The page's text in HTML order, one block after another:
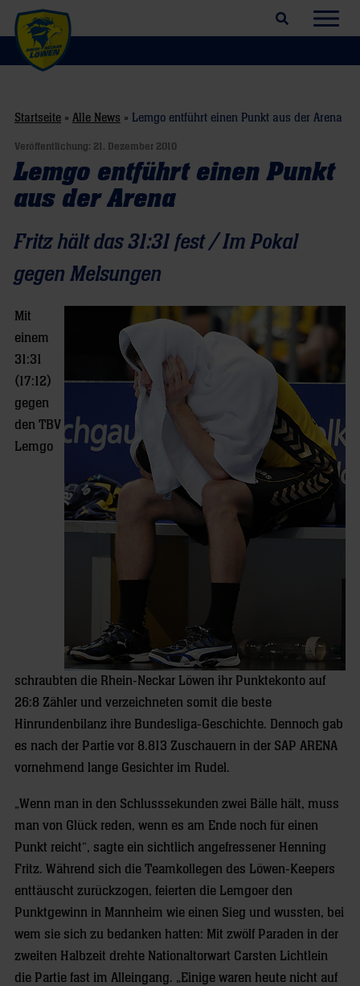
Suchfeld öffnen
Startseite » Alle News » Lemgo entführt einen Punkt aus der Arena
Veröffentlichung: 21. Dezember 2010
Lemgo entführt einen Punkt
aus der Arena
Fritz hält das 31:31 fest / Im Pokal
gegen Melsungen
Mit
einem
31:31
(17:12)
gegen
den TBV
Lemgo
schraubten die Rhein-Neckar Löwen ihr Punktekonto auf
26:8 Zähler und verzeichneten somit die beste
Hinrundenbilanz ihre Bundesliga-Geschichte. Dennoch gab
es nach der Partie vor 8.813 Zuschauern in der SAP ARENA
vornehmend lange Gesichter im Rudel.
„Wenn man in den Schlusssekunden zwei Bälle hält, muss
man von Glück reden, wenn es am Ende noch für einen
Punkt reicht“, sagte ein sichtlich angefressener Henning
Fritz. Während sich die Teamkollegen des Löwen-Keepers
enttäuscht zurückzogen, feierten die Lemgoer den
Punktgewinn in Mannheim wie einen Sieg und wussten, bei
wem sie sich zu bedanken hatten: Mit zwölf Paraden in der
zweiten Halbzeit drehte Nationaltorwart Carsten Lichtlein
die Partie fast im Alleingang. „Einige waren heute nicht auf